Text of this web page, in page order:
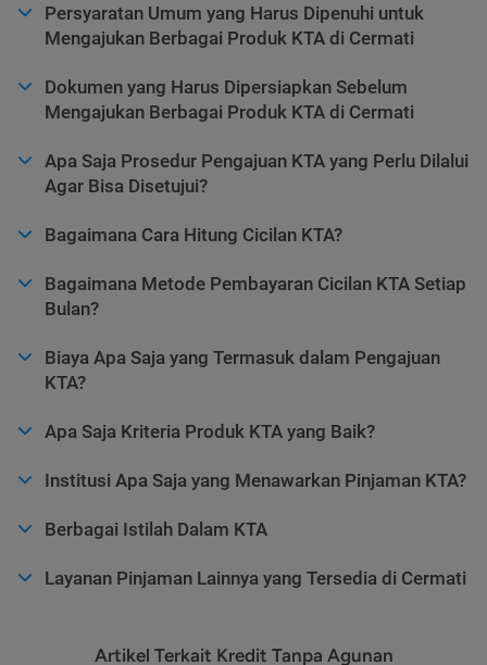
Persyaratan Umum yang Harus Dipenuhi untuk
Mengajukan Berbagai Produk KTA di Cermati
Dokumen yang Harus Dipersiapkan Sebelum
Mengajukan Berbagai Produk KTA di Cermati
Apa Saja Prosedur Pengajuan KTA yang Perlu Dilalui
Agar Bisa Disetujui?
Bagaimana Cara Hitung Cicilan KTA?
Bagaimana Metode Pembayaran Cicilan KTA Setiap
Bulan?
Biaya Apa Saja yang Termasuk dalam Pengajuan
KTA?
Apa Saja Kriteria Produk KTA yang Baik?
Institusi Apa Saja yang Menawarkan Pinjaman KTA?
Berbagai Istilah Dalam KTA
Layanan Pinjaman Lainnya yang Tersedia di Cermati
Artikel Terkait Kredit Tanpa Agunan